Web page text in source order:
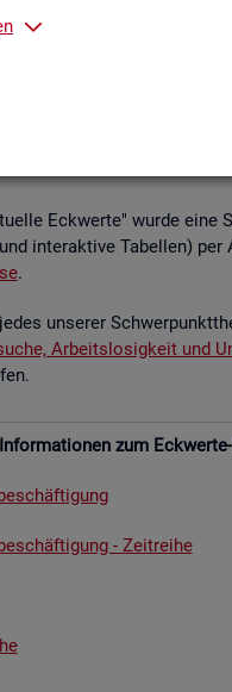
zu
Sta­tis­tik der
Eck­wer­te" wurde
in­ter­ak­ti­ve Ta­bel­len)
.
un­se­rer
Ar­beits­lo­sig­keit und
zum
- Zeit­rei­he